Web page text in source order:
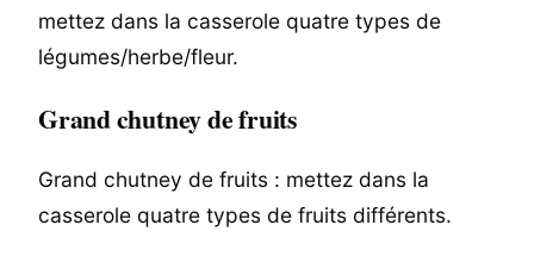
mettez dans la casserole quatre types de
légumes/herbe/fleur.
Grand chutney de fruits
Grand chutney de fruits : mettez dans la
casserole quatre types de fruits différents.